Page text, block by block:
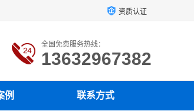
资质认证
全国免费服务热线：
13632967382
例 联系方式